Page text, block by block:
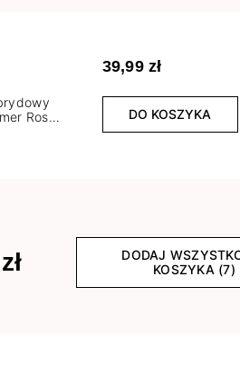
Rose
39,99 zł
DO KOSZYKA
DODAJ
KOSZYKA (7)